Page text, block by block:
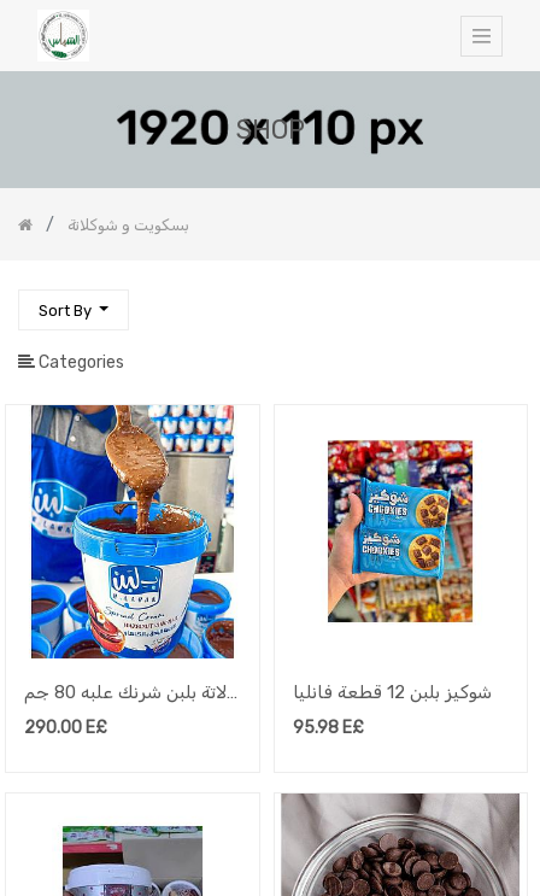
SHOP
بسكويت و شوكلاتة
Sort By
Categories
شيكولاتة بلبن شرنك علبه 80 جم
290.00 E£
شوكيز بلبن 12 قطعة فانليا
95.98E£